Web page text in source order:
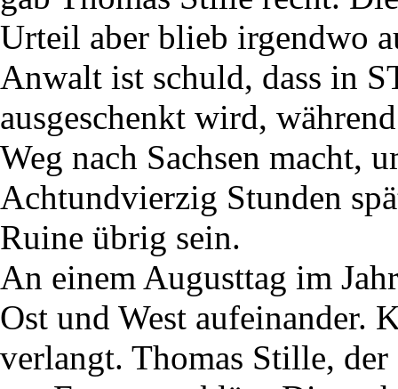
Urteil aber blieb irgendwo
Anwalt ist schuld, dass in
ausgeschenkt wird,
Weg nach Sachsen macht,
Achtundvierzig Stunden
Ruine übrig sein.
An einem Augusttag im
Ost und West aufeinander.
verlangt. Thomas Stille,